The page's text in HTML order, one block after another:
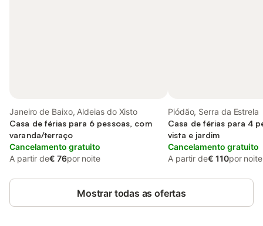
Janeiro de Baixo, Aldeias do Xisto
Casa de férias para 6 pessoas, com
varanda/terraço
Cancelamento gratuito
A partir de€ 76por noite
Piódão, Serra da Estrela
Casa de férias para 4
vista e jardim
Cancelamento gratuito
A partir de€ 110por noite
Mostrar todas as ofertas